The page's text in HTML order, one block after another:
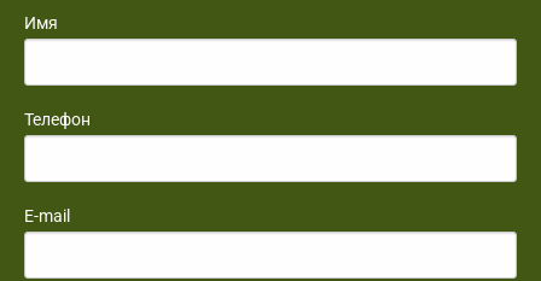
Имя
Телефон
E-mail